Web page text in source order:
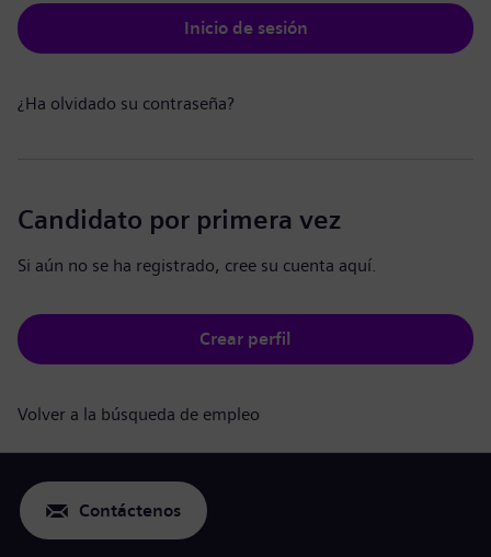
Inicio de sesión
¿Ha olvidado su contraseña?
Candidato por primera vez
Si aún no se ha registrado, cree su cuenta aquí.
Crear perfil
Volver a la búsqueda de empleo
Contáctenos